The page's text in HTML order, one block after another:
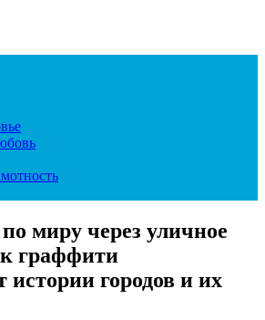
миру через уличное
граффити
истории городов и их